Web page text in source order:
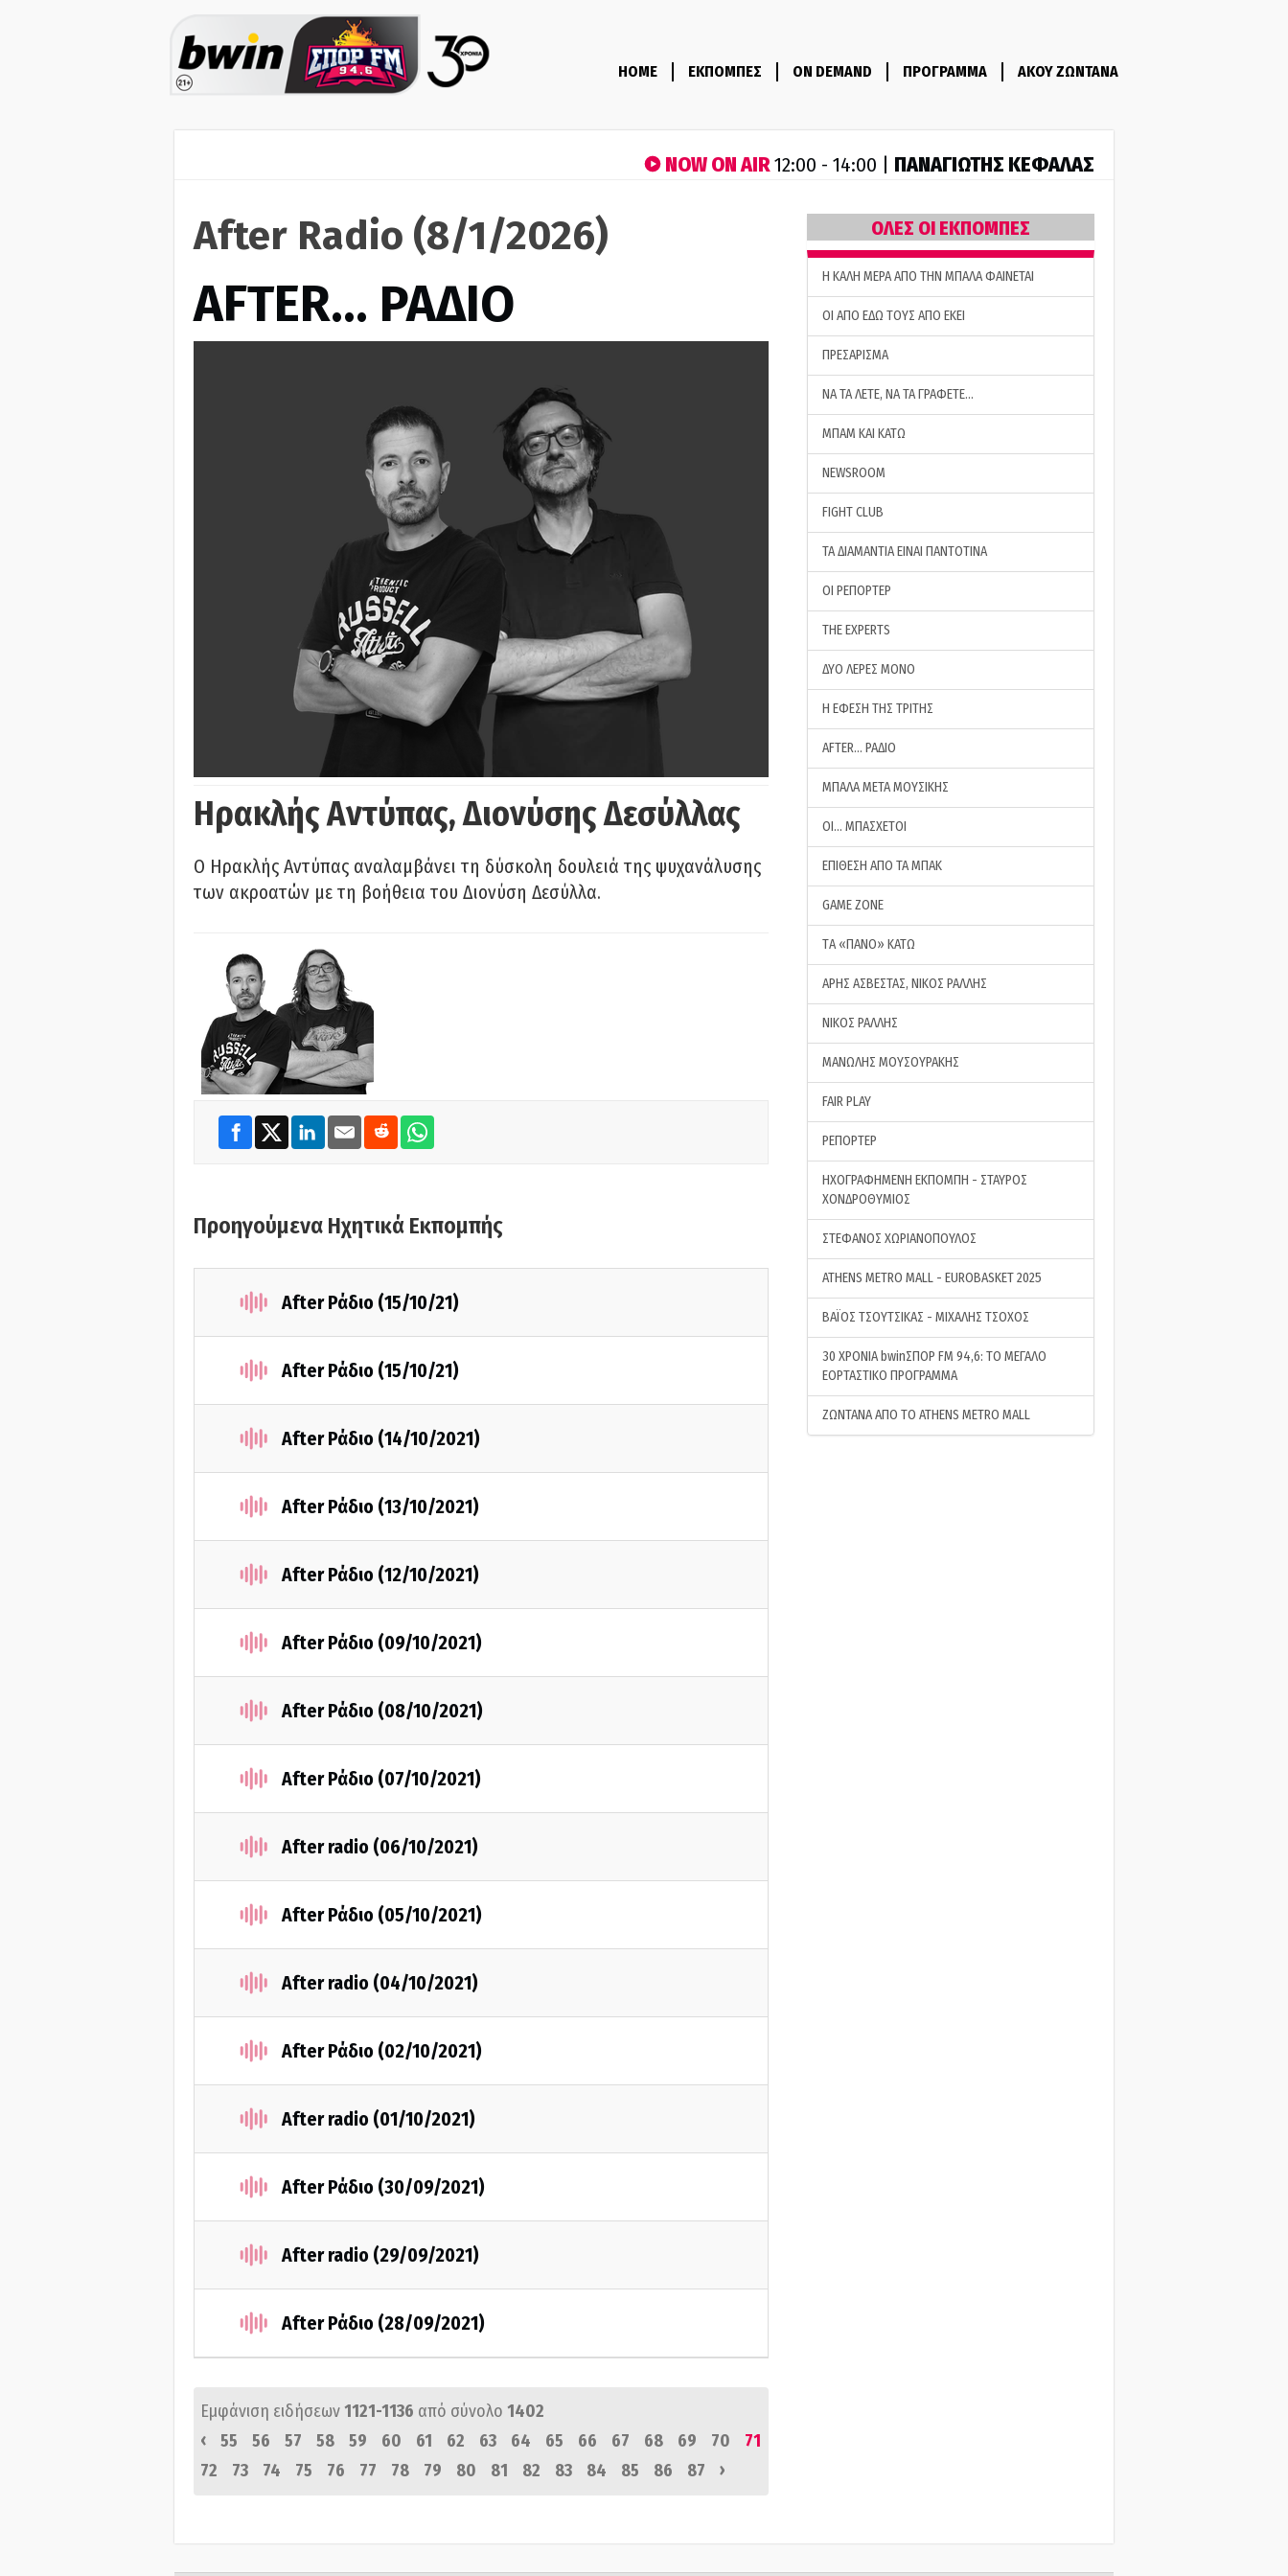
HOME ΕΚΠΟΜΠΕΣ ON DEMAND ΠΡΟΓΡΑΜΜΑ ΑΚΟΥ ΖΩΝΤΑΝΑ
NOW ON AIR12:00 - 14:00 | ΠΑΝΑΓΙΩΤΗΣ ΚΕΦΑΛΑΣ
After Radio (8/1/2026)
AFTER… ΡΑΔΙΟ
Ηρακλής Αντύπας, Διονύσης Δεσύλλας
Ο Ηρακλής Αντύπας αναλαμβάνει τη δύσκολη δουλειά της ψυχανάλυσης
των ακροατών με τη βοήθεια του Διονύση Δεσύλλα.
Προηγούμενα Ηχητικά Εκπομπής
After Ράδιο (15/10/21)
After Ράδιο (15/10/21)
After Ράδιο (14/10/2021)
After Ράδιο (13/10/2021)
After Ράδιο (12/10/2021)
After Ράδιο (09/10/2021)
After Ράδιο (08/10/2021)
After Ράδιο (07/10/2021)
After radio (06/10/2021)
After Ράδιο (05/10/2021)
After radio (04/10/2021)
After Ράδιο (02/10/2021)
After radio (01/10/2021)
After Ράδιο (30/09/2021)
After radio (29/09/2021)
After Ράδιο (28/09/2021)
Εμφάνιση ειδήσεων1121-1136 από σύνολο 1402
‹
55 56 57 58 59 60 61 62 63 64 65 66 67 68 69 70
71
72
73 74 75 76 77 78 79 80 81 82 83 84 85 86 87 ›
ΟΛΕΣ ΟΙ ΕΚΠΟΜΠΕΣ
H ΚΑΛΗ ΜΕΡΑ ΑΠΟ ΤΗΝ ΜΠΑΛΑ ΦΑΙΝΕΤΑΙ
ΟΙ ΑΠΟ ΕΔΩ ΤΟΥΣ ΑΠΟ ΕΚΕΙ
ΠΡΕΣΑΡΙΣΜΑ
ΝΑ ΤΑ ΛΕΤΕ, ΝΑ ΤΑ ΓΡΑΦΕΤΕ…
ΜΠΑΜ ΚΑΙ ΚΑΤΩ
NEWSROOM
FIGHT CLUB
ΤΑ ΔΙΑΜΑΝΤΙΑ ΕΙΝΑΙ ΠΑΝΤΟΤΙΝΑ
ΟΙ ΡΕΠΟΡΤΕΡ
THE EXPERTS
ΔΥΟ ΛΕΡΕΣ ΜΟΝΟ
Η ΕΦΕΣΗ ΤΗΣ ΤΡΙΤΗΣ
AFTER… ΡΑΔΙΟ
ΜΠΑΛΑ ΜΕΤΑ ΜΟΥΣΙΚΗΣ
ΟΙ… ΜΠΑΣΧΕΤΟΙ
ΕΠΙΘΕΣΗ ΑΠΟ ΤΑ ΜΠΑΚ
GAME ZONE
ΤA «ΠΑΝΟ» ΚΑΤΩ
ΑΡΗΣ ΑΣΒΕΣΤΑΣ, ΝΙΚΟΣ ΡΑΛΛΗΣ
ΝΙΚΟΣ ΡΑΛΛΗΣ
ΜΑΝΩΛΗΣ ΜΟΥΣΟΥΡΑΚΗΣ
FAIR PLAY
ΡΕΠΟΡΤΕΡ
ΗΧΟΓΡΑΦΗΜΕΝΗ ΕΚΠΟΜΠΗ - ΣΤΑΥΡΟΣ
ΧΟΝΔΡΟΘΥΜΙΟΣ
ΣΤΕΦΑΝΟΣ ΧΩΡΙΑΝΟΠΟΥΛΟΣ
ATHENS METRO MALL - EUROBASKET 2025
ΒΑΪΟΣ ΤΣΟΥΤΣΙΚΑΣ - ΜΙΧΑΛΗΣ ΤΣΟΧΟΣ
30 ΧΡΟΝΙΑ bwinΣΠΟΡ FM 94,6: ΤΟ ΜΕΓΑΛΟ
ΕΟΡΤΑΣΤΙΚΟ ΠΡΟΓΡΑΜΜΑ
ΖΩΝΤΑΝΑ ΑΠΟ ΤΟ ATHENS METRO MALL